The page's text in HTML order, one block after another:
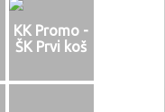
KK Promo -
ŠK Prvi koš